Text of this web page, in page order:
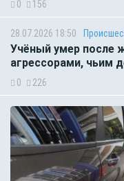
0 156
28.07.2026 18:50
Учёный умер после
агрессорами, чьим
0 226